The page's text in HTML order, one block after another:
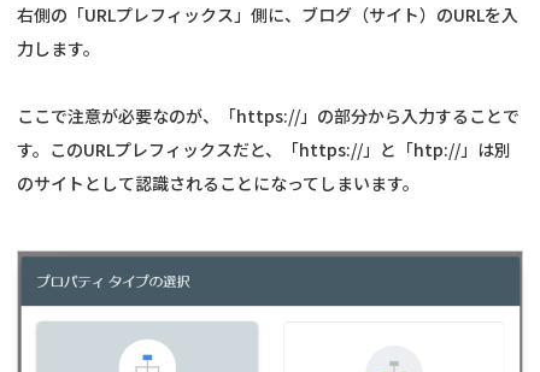
右側の「URLプレフィックス」側に、ブログ（サイト）のURLを入
力します。
ここで注意が必要なのが、「https://」の部分から入力することで
す。このURLプレフィックスだと、「https://」と「htp://」は別
のサイトとして認識されることになってしまいます。